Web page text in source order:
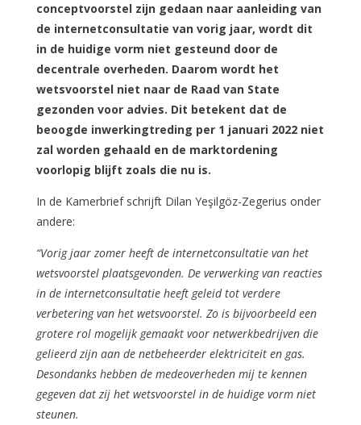
conceptvoorstel zijn gedaan naar aanleiding van
de internetconsultatie van vorig jaar, wordt dit
in de huidige vorm niet gesteund door de
decentrale overheden. Daarom wordt het
wetsvoorstel niet naar de Raad van State
gezonden voor advies. Dit betekent dat de
beoogde inwerkingtreding per 1 januari 2022 niet
zal worden gehaald en de marktordening
voorlopig blijft zoals die nu is.
In de Kamerbrief schrijft Dilan Yeşilgöz-Zegerius onder
andere:
“Vorig jaar zomer heeft de internetconsultatie van het
wetsvoorstel plaatsgevonden. De verwerking van reacties
in de internetconsultatie heeft geleid tot verdere
verbetering van het wetsvoorstel. Zo is bijvoorbeeld een
grotere rol mogelijk gemaakt voor netwerkbedrijven die
gelieerd zijn aan de netbeheerder elektriciteit en gas.
Desondanks hebben de medeoverheden mij te kennen
gegeven dat zij het wetsvoorstel in de huidige vorm niet
steunen.